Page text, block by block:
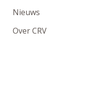
Nieuws
Over CRV